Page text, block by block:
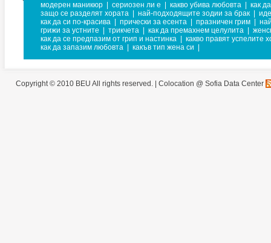
модерен маникюр сериозен ли е какво убива любовта
как
защо се разделят хората
най-подходящите зодии за брак
как да си по-красива
прически за есента празничен грим
грижи за устните
трикчета как да премахнем целулита
как да се предпазим от грип и настинка
какво правят успелите
как да запазим любовта
какъв тип жена си
Copyright © 2010 BEU All rights reserved. | Colocation @ Sofia Data Center